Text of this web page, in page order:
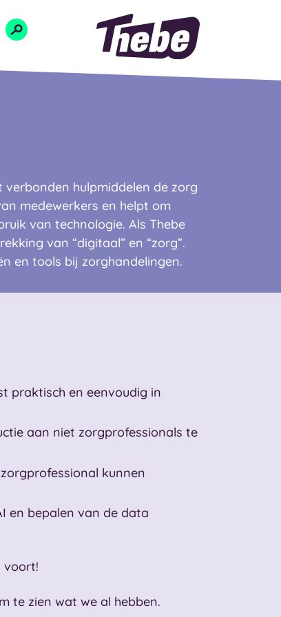
Naar homepage
hulpmiddelen de zorg
medewerkers en helpt om
van technologie. Als Thebe
van “digitaal” en “zorg”.
en tools bij zorghandelingen.
praktisch en eenvoudig in
aan niet zorgprofessionals te
kunnen
en bepalen van de data
voort!
te zien wat we al hebben.